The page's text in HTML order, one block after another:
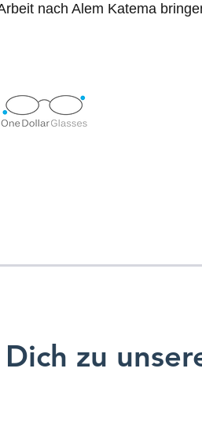
nach Alem Katema
zu